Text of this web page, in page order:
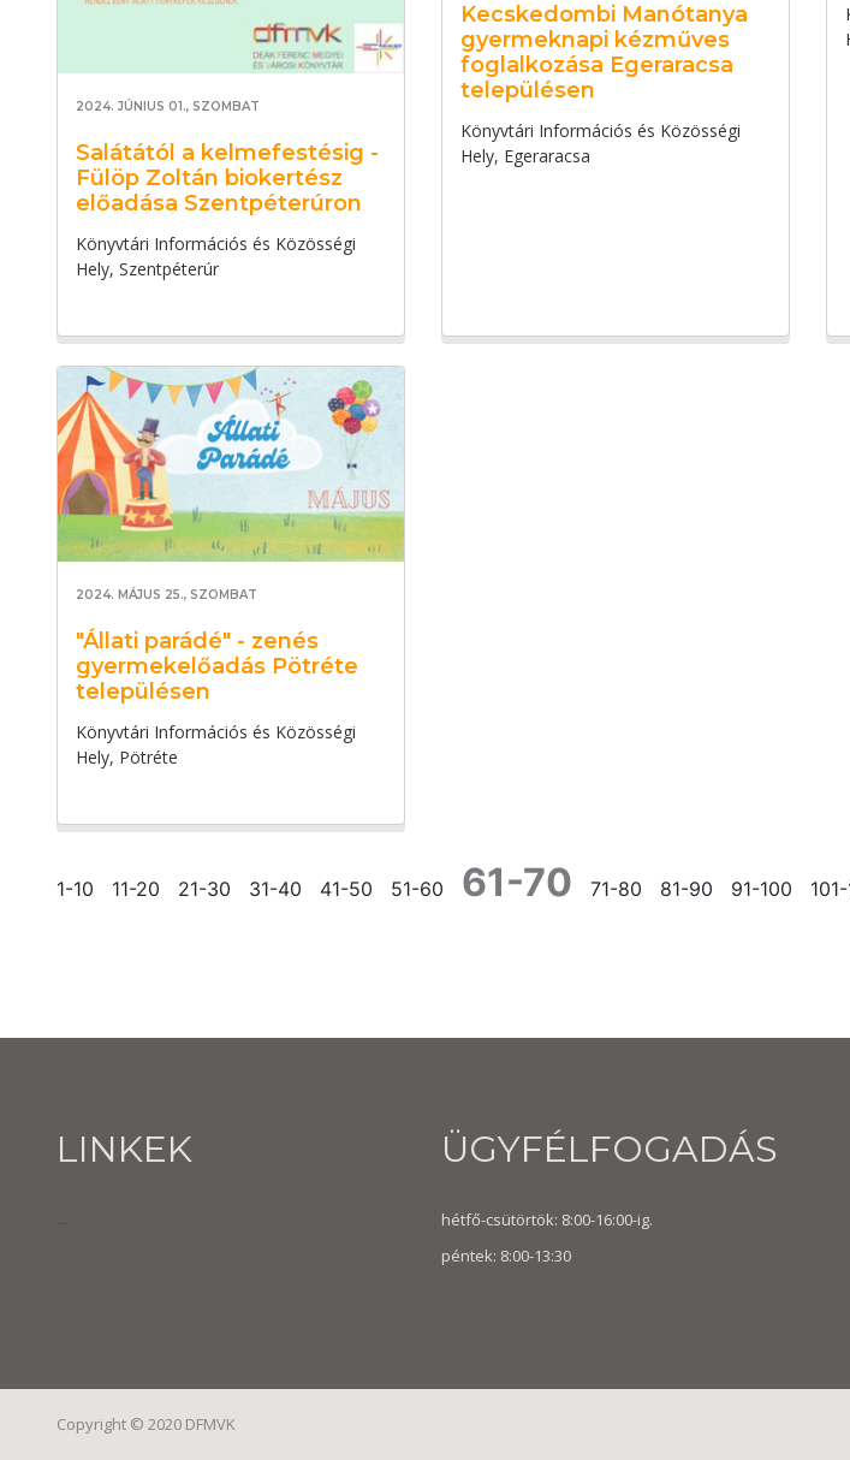
2024. JÚNIUS 01., SZOMBAT
Salátától a kelmefestésig -
Fülöp Zoltán biokertész
előadása Szentpéterúron
Könyvtári Információs és Közösségi
Hely, Szentpéterúr
Kecskedombi Manótanya
gyermeknapi kézműves
foglalkozása Egeraracsa
településen
Könyvtári Információs és Közösségi
Hely, Egeraracsa
2024. MÁJUS 25., SZOMBAT
"Állati parádé" - zenés
gyermekelőadás Pötréte
településen
Könyvtári Információs és Közösségi
Hely, Pötréte
1-10 11-20 21-30 31-40 41-50 51-60 61-70 71-80 81-90 91-100
LINKEK
...
ÜGYFÉLFOGADÁS
hétfő-csütörtök: 8:00-16:00-ig.
péntek: 8:00-13:30
Copyright © 2020 DFMVK